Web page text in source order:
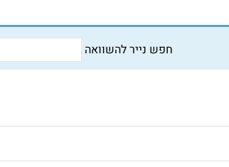
חפש נייר להשוואה